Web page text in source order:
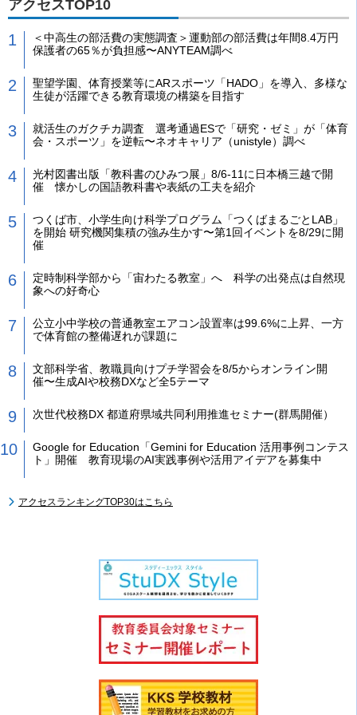
アクセスTOP10
＜中高生の部活費の実態調査＞運動部の部活費は年間8.4万円
保護者の65％が負担感〜ANYTEAM調べ
聖望学園、体育授業等にARスポーツ「HADO」を導入、多様な
生徒が活躍できる教育環境の構築を目指す
就活生のガクチカ調査 選考通過ESで「研究・ゼミ」が「体育
会・スポーツ」を逆転〜ネオキャリア（unistyle）調べ
光村図書出版「教科書のひみつ展」8/6-11に日本橋三越で開
催 懐かしの国語教科書や表紙の工夫を紹介
つくば市、小学生向け科学プログラム「つくばまるごとLAB」
を開始 研究機関集積の強み生かす〜第1回イベントを8/29に開
催
定時制科学部から「宙わたる教室」へ 科学の出発点は自然現
象への好奇心
公立小中学校の普通教室エアコン設置率は99.6%に上昇、一方
で体育館の整備遅れが課題に
文部科学省、教職員向けプチ学習会を8/5からオンライン開
催〜生成AIや校務DXなど全5テーマ
次世代校務DX 都道府県域共同利用推進セミナー(群馬開催）
Google for Education「Gemini for Education 活用事例コンテス
ト」開催 教育現場のAI実践事例や活用アイデアを募集中
アクセスランキングTOP30はこちら